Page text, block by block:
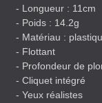
- Longueur : 11cm
- Poids : 14.2g
- Matériau :
- Flottant
- Profondeur de
- Cliquet intégré
- Yeux réalistes